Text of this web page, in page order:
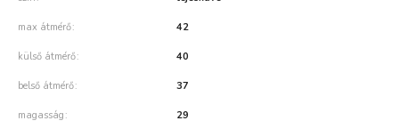
max átmérő 42
külső átmérő 40
belső átmérő 37
magasság 29